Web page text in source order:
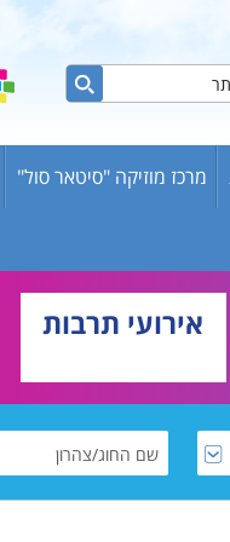
ברשת
מרכז מוזיקה "סיטאר סול"
אירועי תרבות